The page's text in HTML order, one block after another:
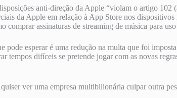
anti-direção da Apple “violam o artigo
da Apple em relação à App Store nos
assinaturas de streaming de música para
pode esperar é uma redução na multa que foi
difíceis se pretende jogar com as novas
ver uma empresa multibilionária culpar outra